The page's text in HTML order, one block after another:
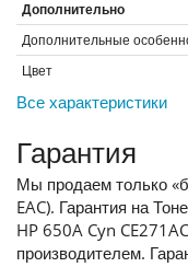
Дополнительно
Дополнительные
Цвет
Все характеристики
Гарантия
Мы продаем только
EAC). Гарантия на
HP 650A Cyn
производителем.